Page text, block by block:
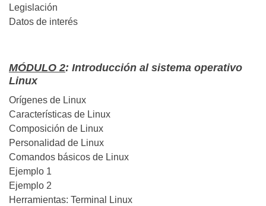
Legislación
Datos de interés
MÓDULO 2: Introducción al sistema operativo
Linux
Orígenes de Linux
Características de Linux
Composición de Linux
Personalidad de Linux
Comandos básicos de Linux
Ejemplo 1
Ejemplo 2
Herramientas: Terminal Linux